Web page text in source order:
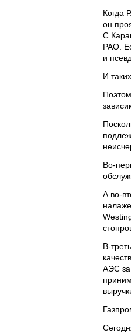
Когда
он
РАО.
и
И
Во-
А во-
В-
АЭС за